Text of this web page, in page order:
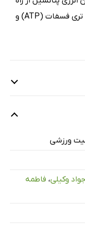
تنفس سلولی به ترکیب پرانرژی آدنوزین تری فسفات (ATP) و
ورزشی
جواد وکیلی، فاطمه